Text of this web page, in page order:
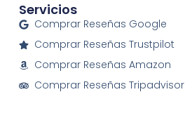
Servicios
Comprar Reseñas Google
Comprar Reseñas Trustpilot
Comprar Reseñas Amazon
Comprar Reseñas Tripadvisor